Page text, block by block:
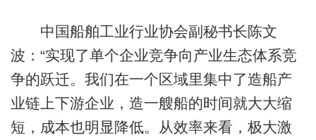
中国船舶工业行业协会副秘书长陈文
波：“实现了单个企业竞争向产业生态体系竞
争的跃迁。我们在一个区域里集中了造船产
业链上下游企业，造一艘船的时间就大大缩
短，成本也明显降低。从效率来看，极大激